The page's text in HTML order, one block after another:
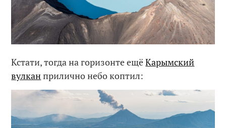
Кстати, тогда на горизонте ещёКарымский
вулканприлично небо коптил: